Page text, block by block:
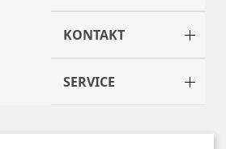
KONTAKT
SERVICE